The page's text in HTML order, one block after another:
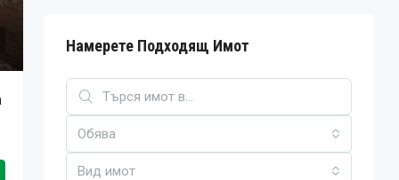
Намерете Подходящ Имот
Обява
Вид имот